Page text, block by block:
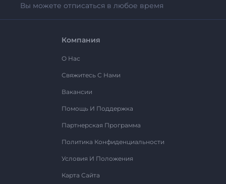
Вы можете отписаться в любое время
Компания
О Нас
Свяжитесь С Нами
Вакансии
Помощь И Поддержка
Партнерская Программа
Политика Конфиденциальности
Условия И Положения
Карта Сайта